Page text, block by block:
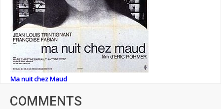
Ma nuit chez Maud
COMMENTS